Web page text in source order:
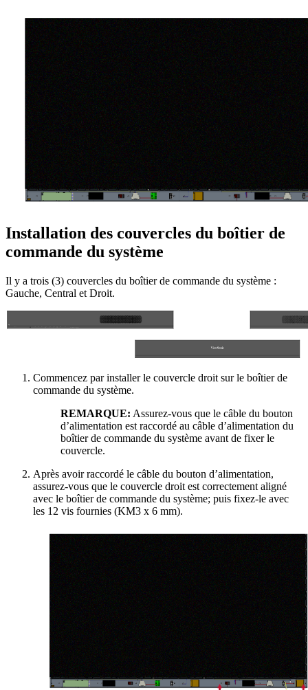
Installation des couvercles du boîtier de
commande du système
Il y a trois (3) couvercles du boîtier de commande du système :
Gauche, Central et Droit.
Commencez par installer le couvercle droit sur le boîtier de
commande du système.
REMARQUE: Assurez-vous que le câble du bouton
d’alimentation est raccordé au câble d’alimentation du
boîtier de commande du système avant de fixer le
couvercle.
Après avoir raccordé le câble du bouton d’alimentation,
assurez-vous que le couvercle droit est correctement aligné
avec le boîtier de commande du système; puis fixez-le avec
les 12 vis fournies (KM3 x 6 mm).